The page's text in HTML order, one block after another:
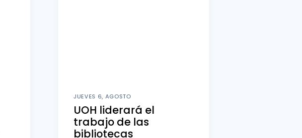
JUEVES 6, AGOSTO
UOH liderará el
trabajo de las
bibliotecas